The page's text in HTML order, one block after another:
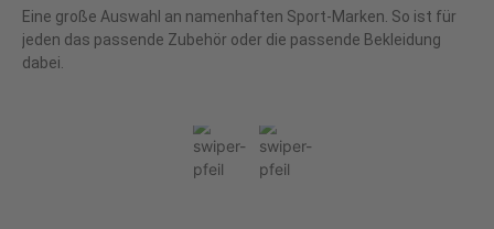
Eine große Auswahl an namenhaften Sport-Marken. So ist für
jeden das passende Zubehör oder die passende Bekleidung
dabei.